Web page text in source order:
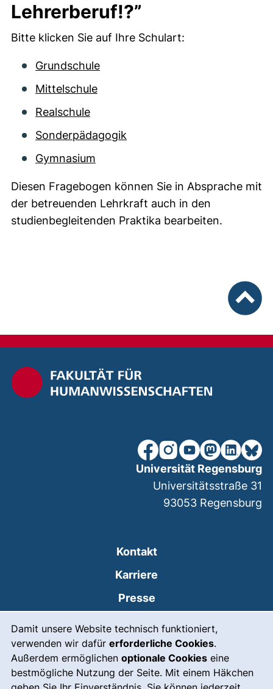
Damit unsere Website technisch funktioniert,
verwenden wir dafür erforderliche Cookies.
Außerdem ermöglichen optionale Cookies eine
bestmögliche Nutzung der Seite. Mit einem Häkchen
Lehrerberuf!?”
Bitte klicken Sie auf Ihre Schulart:
Grundschule
Mittelschule
Realschule
Sonderpädagogik
Gymnasium
Diesen Fragebogen können Sie in Absprache mit
der betreuenden Lehrkraft auch in den
studienbegleitenden Praktika bearbeiten.
unsere Facebook-Seite
unsere Instagram-
unsere YouTube-
unsereunsere
Kontakt
Karriere
Presse
Leichte Sprache
Gebärdensprache
Universität Regensburg
Universitätsstraße 31
93053 Regensburg